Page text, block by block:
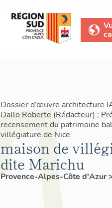
Dossier d’œuvre architecture
Dallo Roberte (Rédacteur) ;
recensement du patrimoine
villégiature de Nice
maison de
dite Marichu
Provence-Alpes-Côte d'Azur